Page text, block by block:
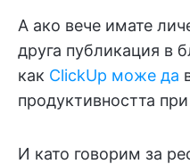
А ако вече имате
друга публикация в
как ClickUp може да
продуктивността
И като говорим за